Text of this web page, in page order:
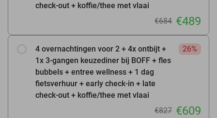
check-out + koffie/thee met vlaai
€684 €489
4 overnachtingen voor 2 + 4x ontbijt +
1x 3-gangen keuzediner bij BOFF + fles
bubbels + entree wellness + 1 dag
fietsverhuur + early check-in + late
check-out + koffie/thee met vlaai
26%
€827 €609